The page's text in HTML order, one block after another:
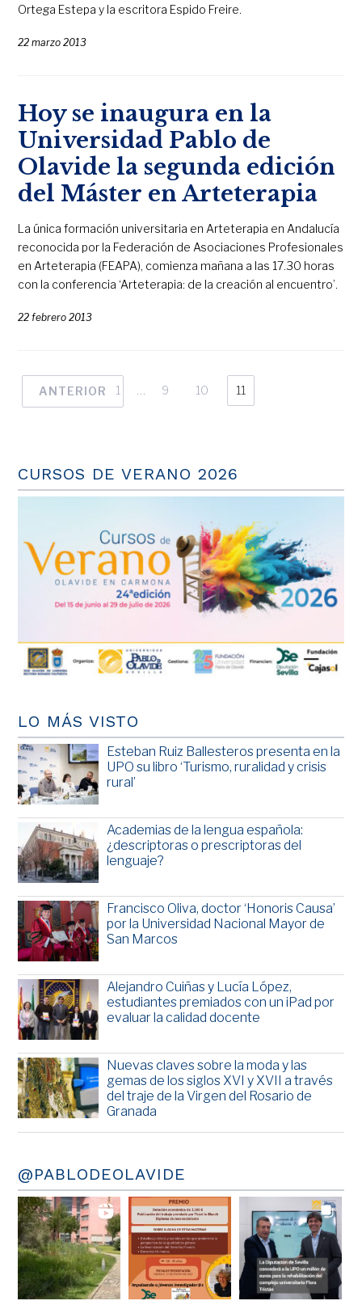
Ortega Estepa y la escritora Espido Freire.
22 marzo 2013
Hoy se inaugura en la
Universidad Pablo de
Olavide la segunda edición
del Máster en Arteterapia
La única formación universitaria en Arteterapia en Andalucía
reconocida por la Federación de Asociaciones Profesionales
en Arteterapia (FEAPA), comienza mañana a las 17.30 horas
con la conferencia ‘Arteterapia: de la creación al encuentro’.
22 febrero 2013
ANTERIOR 1 9 10 11
CURSOS DE VERANO 2026
LO MÁS VISTO
Esteban Ruiz Ballesteros presenta en la
UPO su libro ‘Turismo, ruralidad y crisis
rural’
Academias de la lengua española:
¿descriptoras o prescriptoras del
lenguaje?
Francisco Oliva, doctor ‘Honoris Causa’
por la Universidad Nacional Mayor de
San Marcos
Alejandro Cuiñas y Lucía López,
estudiantes premiados con un iPad por
evaluar la calidad docente
Nuevas claves sobre la moda y las
gemas de los siglos XVI y XVII a través
del traje de la Virgen del Rosario de
Granada
@PABLODEOLAVIDE